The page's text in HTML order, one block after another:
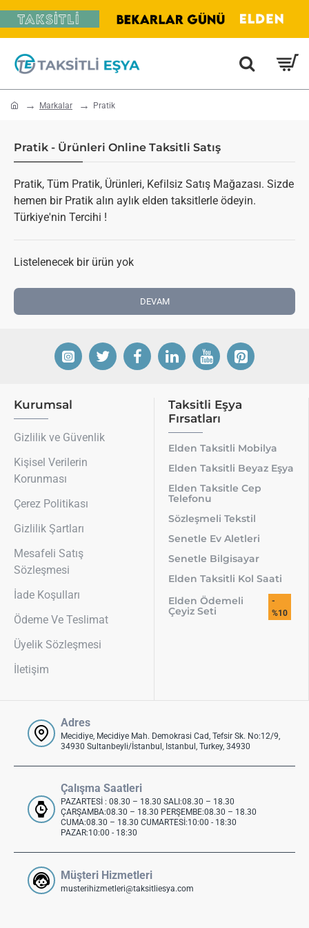
home Markalar Pratik
Pratik - Ürünleri Online Taksitli Satış
Pratik, Tüm Pratik, Ürünleri, Kefilsiz Satış Mağazası. Sizde
hemen bir Pratik alın aylık elden taksitlerle ödeyin.
Türkiye'nin Tercihi !
Listelenecek bir ürün yok
DEVAM
Kurumsal
Gizlilik ve Güvenlik
Kişisel Verilerin
Korunması
Çerez Politikası
Gizlilik Şartları
Mesafeli Satış
Sözleşmesi
İade Koşulları
Ödeme Ve Teslimat
Üyelik Sözleşmesi
İletişim
Taksitli Eşya
Fırsatları
Elden Taksitli Mobilya
Elden Taksitli Beyaz Eşya
Elden Taksitle Cep
Telefonu
Sözleşmeli Tekstil
Senetle Ev Aletleri
Senetle Bilgisayar
Elden Taksitli Kol Saati
Elden Ödemeli
Çeyiz Seti
-
%10
Adres
Mecidiye, Mecidiye Mah. Demokrasi Cad, Tefsir Sk. No:12/9,
34930 Sultanbeyli/İstanbul, Istanbul, Turkey, 34930
Çalışma Saatleri
PAZARTESİ : 08.30 – 18.30 SALI:08.30 – 18.30
ÇARŞAMBA:08.30 – 18.30 PERŞEMBE:08.30 – 18.30
CUMA:08.30 – 18.30 CUMARTESİ:10:00 - 18:30
PAZAR:10:00 - 18:30
Müşteri Hizmetleri
musterihizmetleri@taksitliesya.com